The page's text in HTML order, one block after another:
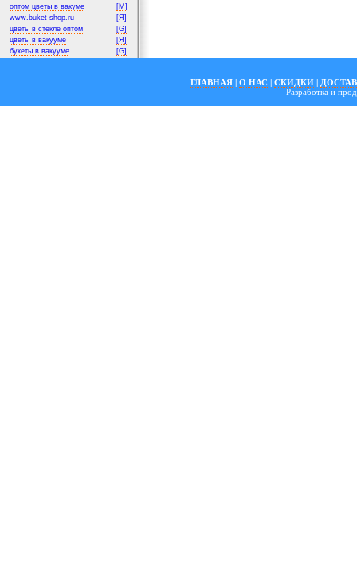
оптом цветы в вакуме
[M]
www.buket-shop.ru
[Я]
цветы в стекле оптом
[G]
цветы в вакууме
[Я]
букеты в вакууме
[G]
ГЛАВНАЯ | О НАС | СКИДКИ |
Разработка и